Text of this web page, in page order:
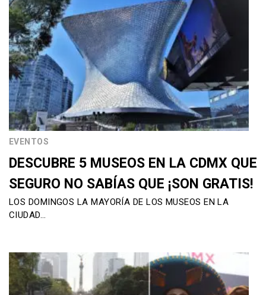
EVENTOS
DESCUBRE 5 MUSEOS EN LA CDMX QUE
SEGURO NO SABÍAS QUE ¡SON GRATIS!
LOS DOMINGOS LA MAYORÍA DE LOS MUSEOS EN LA
CIUDAD…